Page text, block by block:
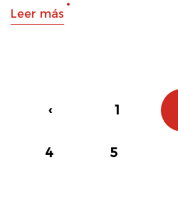
Leer más
‹ 1
4 5